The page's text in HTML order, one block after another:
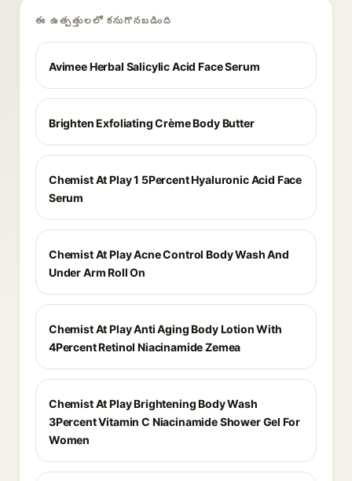
ఈ ఉత్పత్తులలో కనుగొనబడింది
Avimee Herbal Salicylic Acid Face Serum
Brighten Exfoliating Crème Body Butter
Chemist At Play 1 5Percent Hyaluronic Acid Face
Serum
Chemist At Play Acne Control Body Wash And
Under Arm Roll On
Chemist At Play Anti Aging Body Lotion With
4Percent Retinol Niacinamide Zemea
Chemist At Play Brightening Body Wash
3Percent Vitamin C Niacinamide Shower Gel For
Women